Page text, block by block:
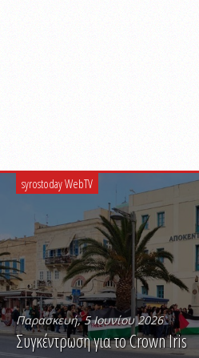
syrostoday WebTV
Παρασκευή, 5 Ιουνίου 2026
Συγκέντρωση για το Crown Iris